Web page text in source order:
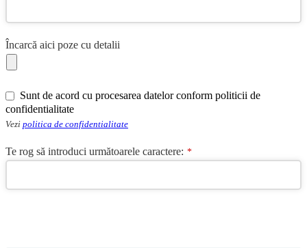
Încarcă aici poze cu detalii
Company
Name *
Sunt de acord cu procesarea datelor conform politicii de
confidentialitate
Vezi politica de confidentialitate
Te rog să introduci următoarele caractere: *